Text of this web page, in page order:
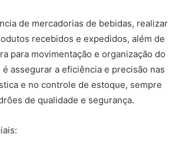
de mercadorias de bebidas, realizar
recebidos e expedidos, além de
para movimentação e organização do
assegurar a eficiência e precisão nas
e no controle de estoque, sempre
de qualidade e segurança.